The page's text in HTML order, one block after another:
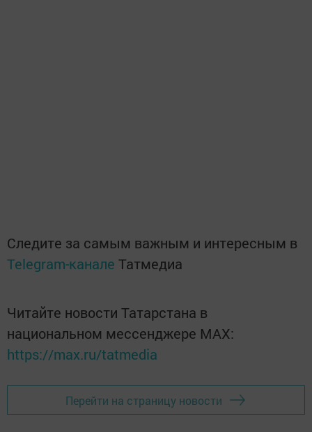
Следите за самым важным и интересным в
Telegram-канале Татмедиа
Читайте новости Татарстана в
национальном мессенджере MАХ:
https://max.ru/tatmedia
Перейти на страницу новости